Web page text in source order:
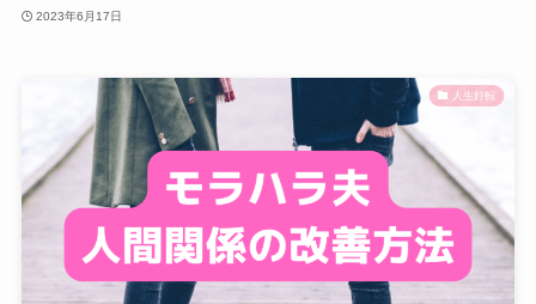
2023年6月17日
人生好転